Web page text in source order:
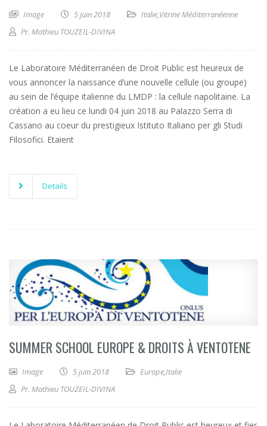
Image 5 juin 2018 Italie,Vitrine Méditerranéenne
Pr. Mathieu TOUZEIL-DIVINA
Le Laboratoire Méditerranéen de Droit Public est heureux de
vous annoncer la naissance d’une nouvelle cellule (ou groupe)
au sein de l’équipe italienne du LMDP : la cellule napolitaine. La
création a eu lieu ce lundi 04 juin 2018 au Palazzo Serra di
Cassano au coeur du prestigieux Istituto Italiano per gli Studi
Filosofici. Etaient
Details
SUMMER SCHOOL EUROPE & DROITS À VENTOTENE
Image 5 juin 2018 Europe,Italie
Pr. Mathieu TOUZEIL-DIVINA